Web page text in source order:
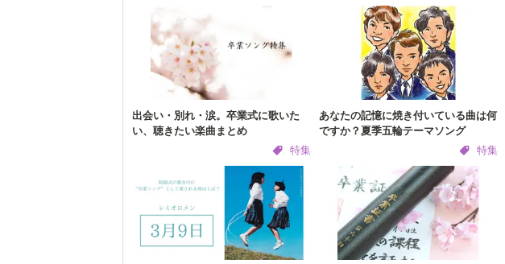
出会い・別れ・涙。卒業式に歌いた
い、聴きたい楽曲まとめ
特集
あなたの記憶に焼き付いている曲は何
ですか？夏季五輪テーマソング
特集